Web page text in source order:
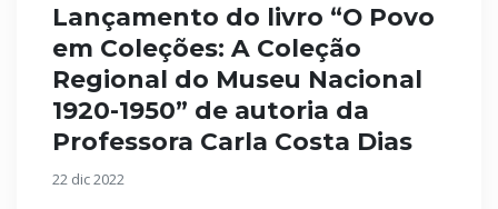
Lançamento do livro “O Povo
em Coleções: A Coleção
Regional do Museu Nacional
1920-1950” de autoria da
Professora Carla Costa Dias
22 dic 2022